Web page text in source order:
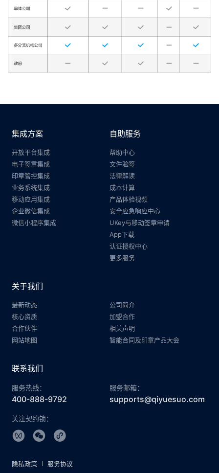
集成方案
开放平台集成
电子签章集成
印章管控集成
业务系统集成
移动应用集成
企业微信集成
微信小程序集成
自助服务
帮助中心
文件验签
法律解读
成本计算
产品体验视频
安全应急响应中心
UKey与移动签章申请
App下载
认证授权中心
更多服务
关于我们
最新动态
公司简介
核心资质
加盟合作
合作伙伴
相关声明
网站地图
智能合同及印章产品大会
联系我们
服务热线：
400-888-9792
服务邮箱：
supports@qiyuesuo.com
关注契约锁：
隐私政策 服务协议